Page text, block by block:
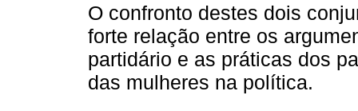
O confronto destes dois
forte relação entre os
partidário e as práticas dos
das mulheres na política.